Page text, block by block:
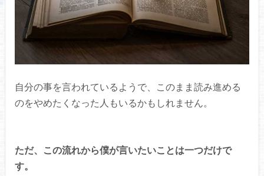
自分の事を言われているようで、このまま読み進める
のをやめたくなった人もいるかもしれません。
ただ、この流れから僕が言いたいことは一つだけで
す。